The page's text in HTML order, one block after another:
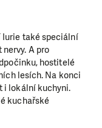
Iurie také speciální
A pro
hostitelé
lesích. Na konci
i lokální kuchyni.
kuchařské